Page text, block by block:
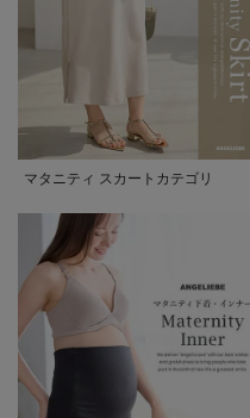
マタニティ スカートカテゴリ